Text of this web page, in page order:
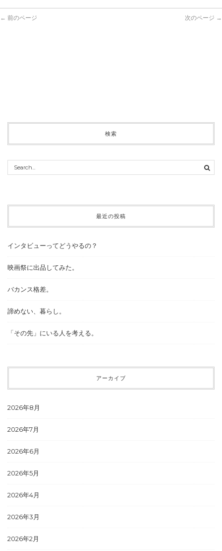
← 前のページ 次のページ →
検索
最近の投稿
インタビューってどうやるの？
映画祭に出品してみた。
バカンス格差。
諦めない、暮らし。
「その先」にいる人を考える。
アーカイブ
2026年8月
2026年7月
2026年6月
2026年5月
2026年4月
2026年3月
2026年2月